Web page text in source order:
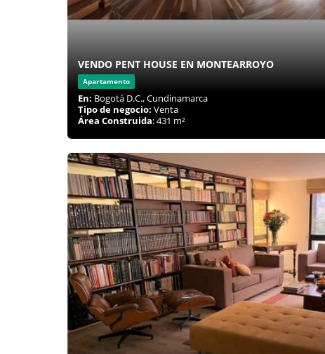
VENDO PENT HOUSE EN MONTEARROYO
Apartamento
En: Bogotá D.C., Cundinamarca
Tipo de negocio: Venta
Área Construida: 431 m²